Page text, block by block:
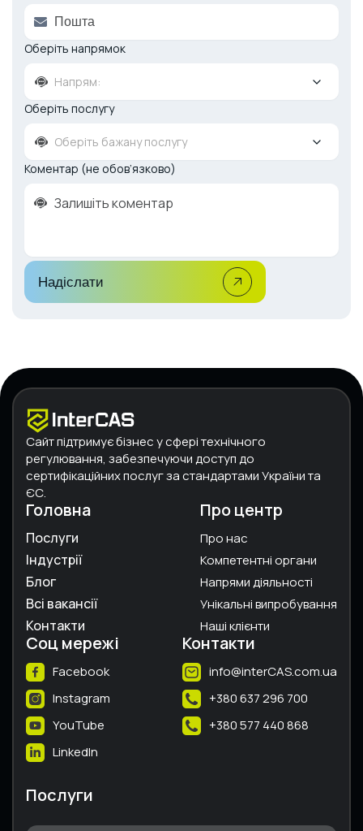
Оберіть напрямок
Напрям:
Оберіть послугу
Оберіть бажану послугу
Коментар (не обов’язково)
Надіслати
Сайт підтримує бізнес у сфері технічного
регулювання, забезпечуючи доступ до
сертифікаційних послуг за стандартами України та
ЄС.
Головна
Послуги
Індустрії
Блог
Всі вакансії
Контакти
Про центр
Про нас
Компетентні органи
Напрями діяльності
Унікальні випробування
Наші клієнти
Соц мережі
Facebook
Instagram
YouTube
LinkedIn
Контакти
info@interCAS.com.ua
+380 637 296 700
+380 577 440 868
Послуги